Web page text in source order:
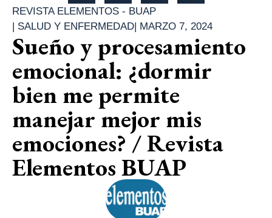
REVISTA ELEMENTOS - BUAP
| SALUD Y ENFERMEDAD| MARZO 7, 2024
Sueño y procesamiento
emocional: ¿dormir
bien me permite
manejar mejor mis
emociones? / Revista
Elementos BUAP